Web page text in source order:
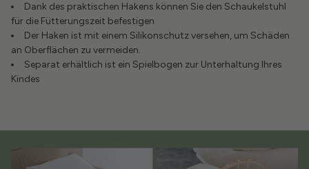
Dank des praktischen Hakens können Sie den Schaukelstuhl
für die Fütterungszeit befestigen
Der Haken ist mit einem Silikonschutz versehen, um Schäden
an Oberflächen zu vermeiden.
Separat erhältlich ist ein Spielbogen zur Unterhaltung Ihres
Kindes